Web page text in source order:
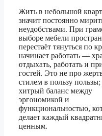
Жить в небольшой
значит постоянно
неудобствами. При
выборе мебели
перестаёт тянуться по
начинает работать —
отдыхать, работать и
гостей. Это не про
стилем в пользу
хитрый баланс между
эргономикой и
функциональностью,
делает каждый
ценным.